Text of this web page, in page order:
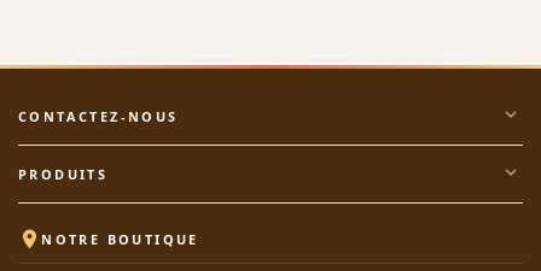
CONTACTEZ-NOUS expand_more
PRODUITS expand_more
 NOTRE BOUTIQUE